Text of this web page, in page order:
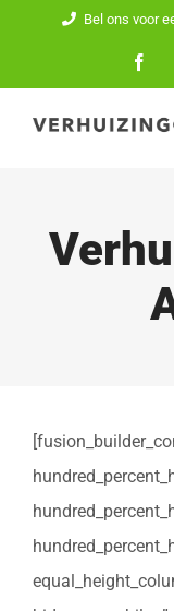
inhoud
Bel ons voor